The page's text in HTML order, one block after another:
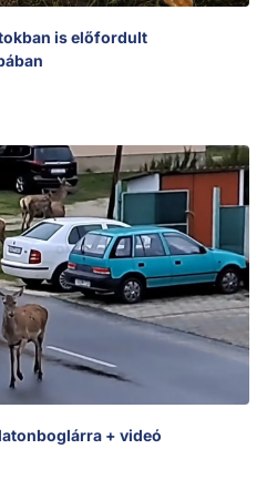
is előfordult
+ videó